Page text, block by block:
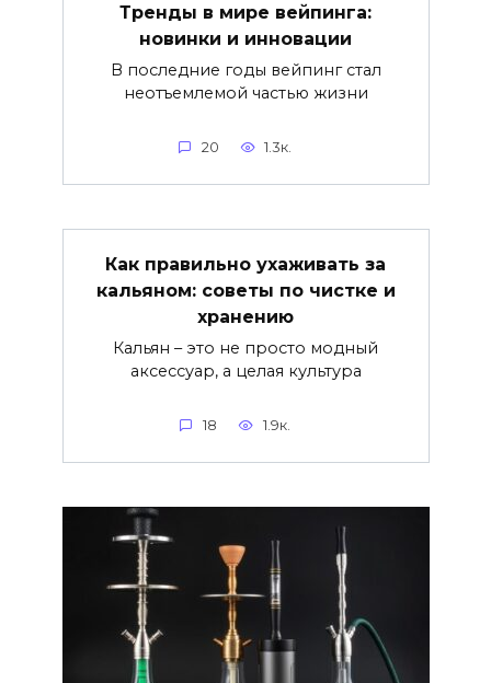
Тренды в мире вейпинга:
новинки и инновации
В последние годы вейпинг стал
неотъемлемой частью жизни
20 1.3к.
Как правильно ухаживать за
кальяном: советы по чистке и
хранению
Кальян – это не просто модный
аксессуар, а целая культура
18 1.9к.